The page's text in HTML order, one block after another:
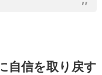
自信を取り戻す